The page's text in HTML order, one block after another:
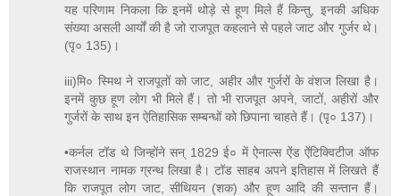
यह परिणाम निकला कि इनमें थोड़े से हूण मिले हैं किन्तु, इनकी अधिक
संख्या असली आर्यों की है जो राजपूत कहलाने से पहले जाट और गुर्जर थे।
(पृ० 135)।
iii)मि० स्मिथ ने राजपूतों को जाट, अहीर और गुर्जरों के वंशज लिखा है।
इनमें कुछ हूण लोग भी मिले हैं। तो भी राजपूत अपने, जाटों, अहीरों और
गुर्जरों के साथ इन ऐतिहासिक सम्बन्धों को छिपाना चाहते हैं। (पृ० 137)।
•कर्नल टॉड थे जिन्होंने सन् 1829 ई० में ऐनाल्स ऐंड ऐंटिक्विटीज ऑफ
राजस्थान नामक ग्रन्थ लिखा है। टॉड साहब अपने इतिहास में लिखते हैं
कि राजपूत लोग जाट, सीथियन (शक) और हूण आदि की सन्तान हैं।